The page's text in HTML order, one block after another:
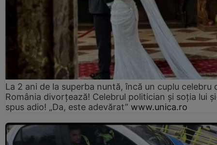
La 2 ani de la superba nuntă, încă un cuplu celebru
România divorțează! Celebrul politician și soția lui
spus adio! „Da, este adevărat” www.unica.ro